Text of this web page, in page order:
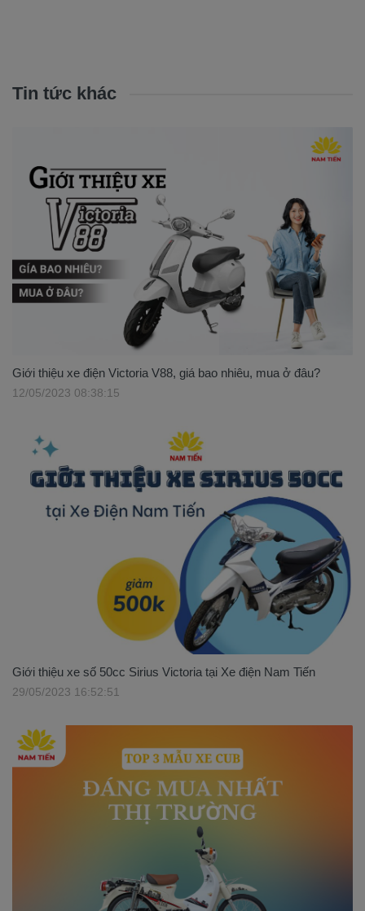
Tin tức khác
Giới thiệu xe điện Victoria V88, giá bao nhiêu, mua ở đâu?
12/05/2023 08:38:15
Giới thiệu xe số 50cc Sirius Victoria tại Xe điện Nam Tiến
29/05/2023 16:52:51